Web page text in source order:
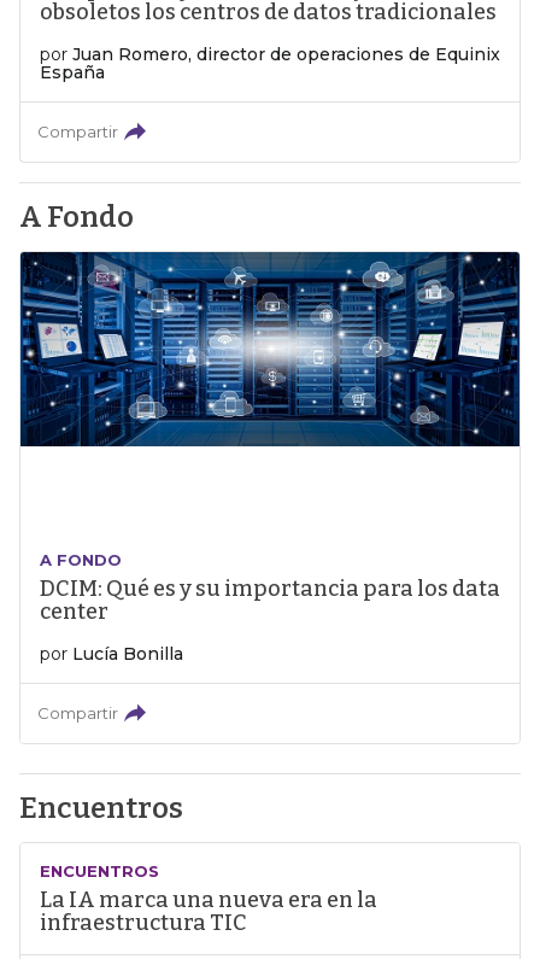
obsoletos los centros de datos tradicionales
por Juan Romero, director de operaciones de Equinix
España
Compartir
A Fondo
A FONDO
DCIM: Qué es y su importancia para los data
center
por Lucía Bonilla
Compartir
Encuentros
ENCUENTROS
La IA marca una nueva era en la
infraestructura TIC